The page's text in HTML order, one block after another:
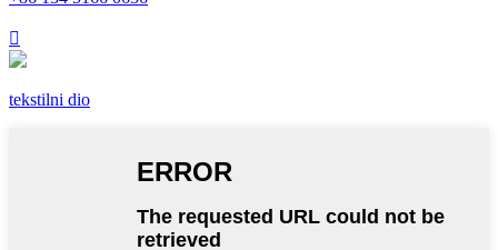

tekstilni dio